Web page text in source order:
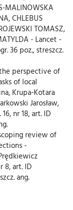
MALINOWSKA
CHLEBUS
TOMASZ,
- Lancet -
36 poz., streszcz.
perspective of
of local
Krupa-Kotara
Jarosław,
nr 18, art. ID
review of
-
8, art. ID
ang.